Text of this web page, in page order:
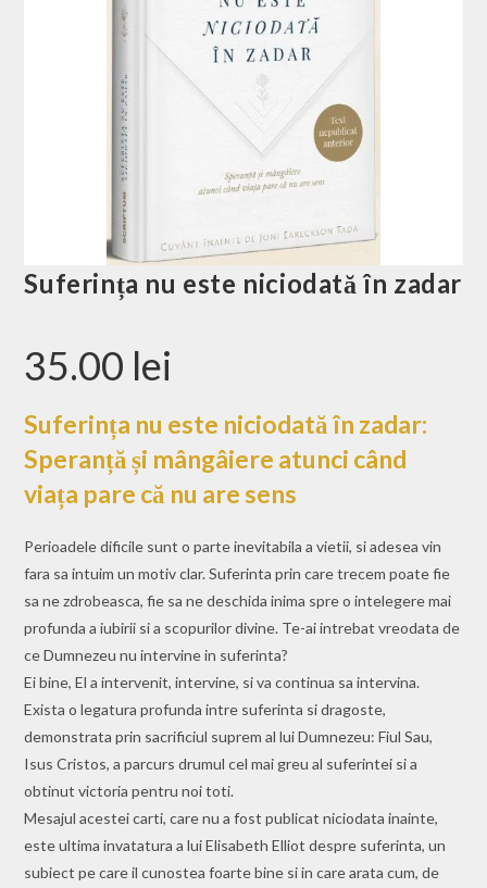
Suferința nu este niciodată în zadar
35.00 lei
Suferința nu este niciodată în zadar:
Speranță și mângâiere atunci când
viața pare că nu are sens
Perioadele dificile sunt o parte inevitabila a vietii, si adesea vin
fara sa intuim un motiv clar. Suferinta prin care trecem poate fie
sa ne zdrobeasca, fie sa ne deschida inima spre o intelegere mai
profunda a iubirii si a scopurilor divine. Te-ai intrebat vreodata de
ce Dumnezeu nu intervine in suferinta?
Ei bine, El a intervenit, intervine, si va continua sa intervina.
Exista o legatura profunda intre suferinta si dragoste,
demonstrata prin sacrificiul suprem al lui Dumnezeu: Fiul Sau,
Isus Cristos, a parcurs drumul cel mai greu al suferintei si a
obtinut victoria pentru noi toti.
Mesajul acestei carti, care nu a fost publicat niciodata inainte,
este ultima invatatura a lui Elisabeth Elliot despre suferinta, un
subiect pe care il cunostea foarte bine si in care arata cum, de